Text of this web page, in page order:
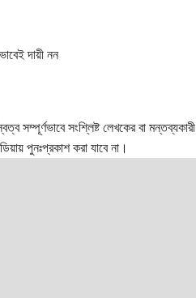
দায়ী নন
সম্পূর্ণভাবে সংশ্লিষ্ট লেখকের বা মন্তব্যকারী
পুনঃপ্রকাশ করা যাবে না।